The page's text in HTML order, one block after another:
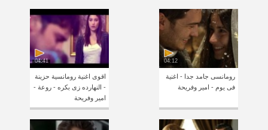
04:12
رومانسى جامد جدا - اغنية
فى يوم - امير وفريحة
04:41
اقوى اغنية رومانسية حزينة
- النهارده زى بكره - روعة -
امير وفريحة